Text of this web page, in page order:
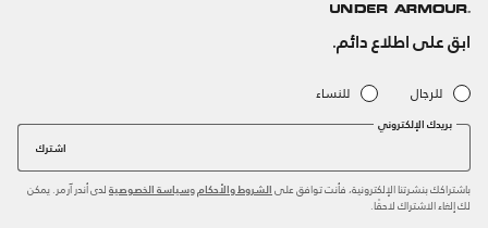
ابق على اطلاع دائم.
للرجال للنساء
بريدك الإلكتروني
اشترك
باشتراكك بنشرتنا الإلكترونية، فأنت توافق على الشروط والأحكام وسياسة الخصوصية لدى أندر آرمر. يمكن
لك إلغاء الاشتراك لاحقًا.